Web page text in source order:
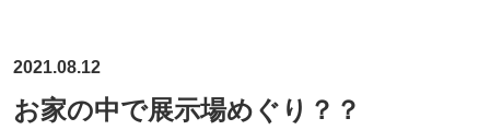
2021.08.12
お家の中で展示場めぐり？？